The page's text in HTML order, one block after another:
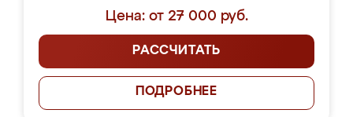
Цена: от 27 000 руб.
РАССЧИТАТЬ
ПОДРОБНЕЕ